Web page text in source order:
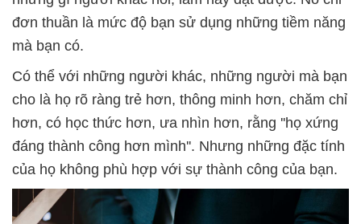
đơn thuần là mức độ bạn sử dụng những tiềm năng
mà bạn có.
Có thể với những người khác, những người mà bạn
cho là họ rõ ràng trẻ hơn, thông minh hơn, chăm chỉ
hơn, có học thức hơn, ưa nhìn hơn, rằng ''họ xứng
đáng thành công hơn mình''. Nhưng những đặc tính
của họ không phù hợp với sự thành công của bạn.